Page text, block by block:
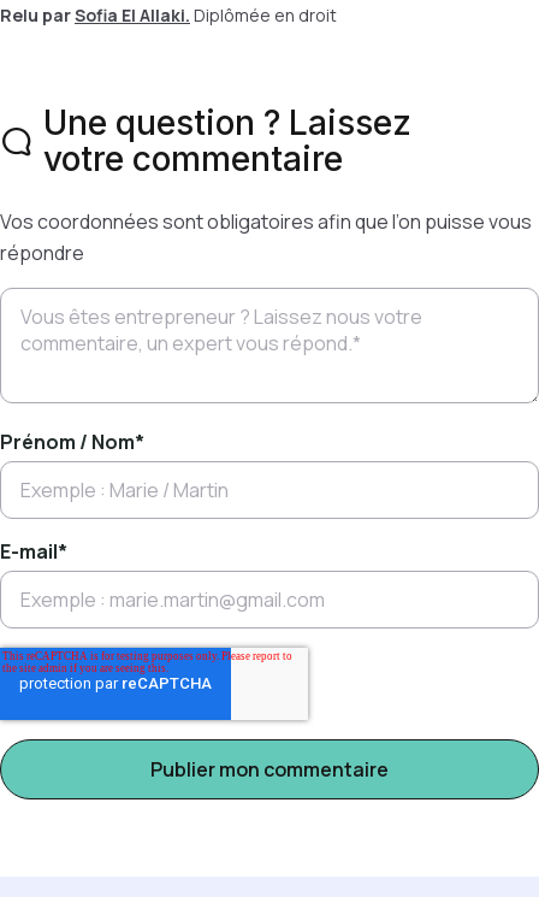
Relu parSofia El Allaki. Diplômée en droit
Une question ? Laissez
votre commentaire
Vos coordonnées sont obligatoires afin que l’on puisse vous
répondre
Prénom / Nom*
E-mail*